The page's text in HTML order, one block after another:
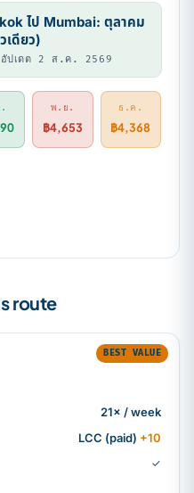
ไป Mumbai: ตุลาคม
เดียว)
อัปเดต 2 ส.ค. 2569
พ.ย.
฿4,653
ธ.ค.
฿4,368
route
BEST VALUE
21× / week
LCC (paid) +10
✓